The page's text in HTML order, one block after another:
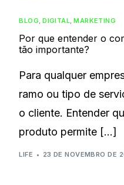
BLOG,DIGITAL,MARKETING
Por que entender o
tão importante?
Para qualquer
ramo ou tipo de
o cliente. Entender
produto permite […]
LIFE 23 DE NOVEMBRO DE